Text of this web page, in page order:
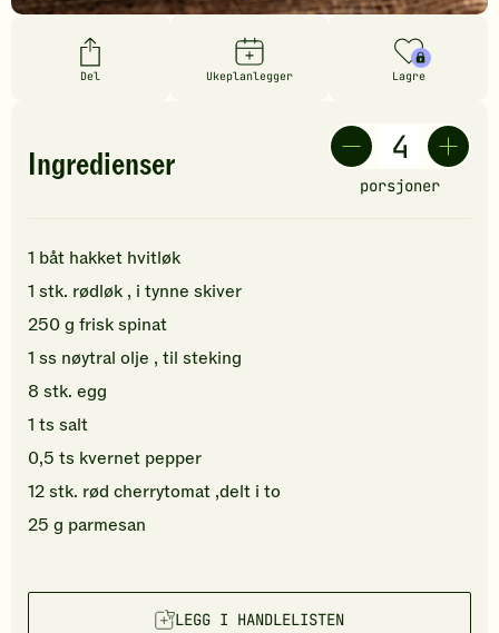
Del Ukeplanlegger Lagre
Ingredienser
porsjoner
1 båt hakket hvitløk
1 stk. rødløk , i tynne skiver
250g frisk spinat
1 ss nøytral olje , til steking
8 stk. egg
1 ts salt
0,5 ts kvernet pepper
12stk. rød cherrytomat ,delt i to
25 g parmesan
LEGG I HANDLELISTEN